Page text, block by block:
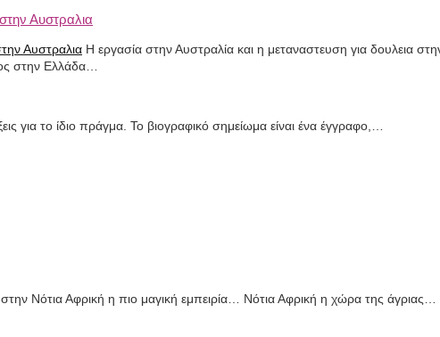
Αυστραλια
Η εργασία στην Αυστραλία και η μεταναστευση για δουλεια
στην Ελλάδα…
για το ίδιο πράγμα. Το βιογραφικό σημείωμα είναι ένα έγγραφο,…
στην Νότια Αφρική η πιο μαγική εμπειρία… Νότια Αφρική η χώρα της άγριας…